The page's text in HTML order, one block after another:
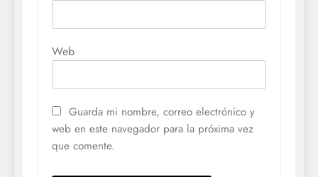
Web
Guarda mi nombre, correo electrónico y
web en este navegador para la próxima vez
que comente.